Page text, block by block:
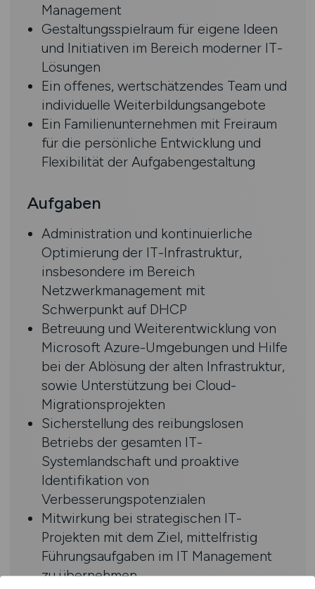
Management
Gestaltungsspielraum für eigene Ideen
und Initiativen im Bereich moderner IT-
Lösungen
Ein offenes, wertschätzendes Team und
individuelle Weiterbildungsangebote
Ein Familienunternehmen mit Freiraum
für die persönliche Entwicklung und
Flexibilität der Aufgabengestaltung
Aufgaben
Administration und kontinuierliche
Optimierung der IT-Infrastruktur,
insbesondere im Bereich
Netzwerkmanagement mit
Schwerpunkt auf DHCP
Betreuung und Weiterentwicklung von
Microsoft Azure-Umgebungen und Hilfe
bei der Ablösung der alten Infrastruktur,
sowie Unterstützung bei Cloud-
Migrationsprojekten
Sicherstellung des reibungslosen
Betriebs der gesamten IT-
Systemlandschaft und proaktive
Identifikation von
Verbesserungspotenzialen
Mitwirkung bei strategischen IT-
Projekten mit dem Ziel, mittelfristig
Führungsaufgaben im IT Management
zu übernehmen